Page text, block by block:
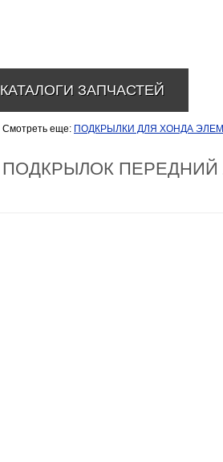
Смотреть еще: ПОДКРЫЛКИ ДЛЯ ХОНДА
ПОДКРЫЛОК
КАТАЛОГИ ЗАПЧАСТЕЙ